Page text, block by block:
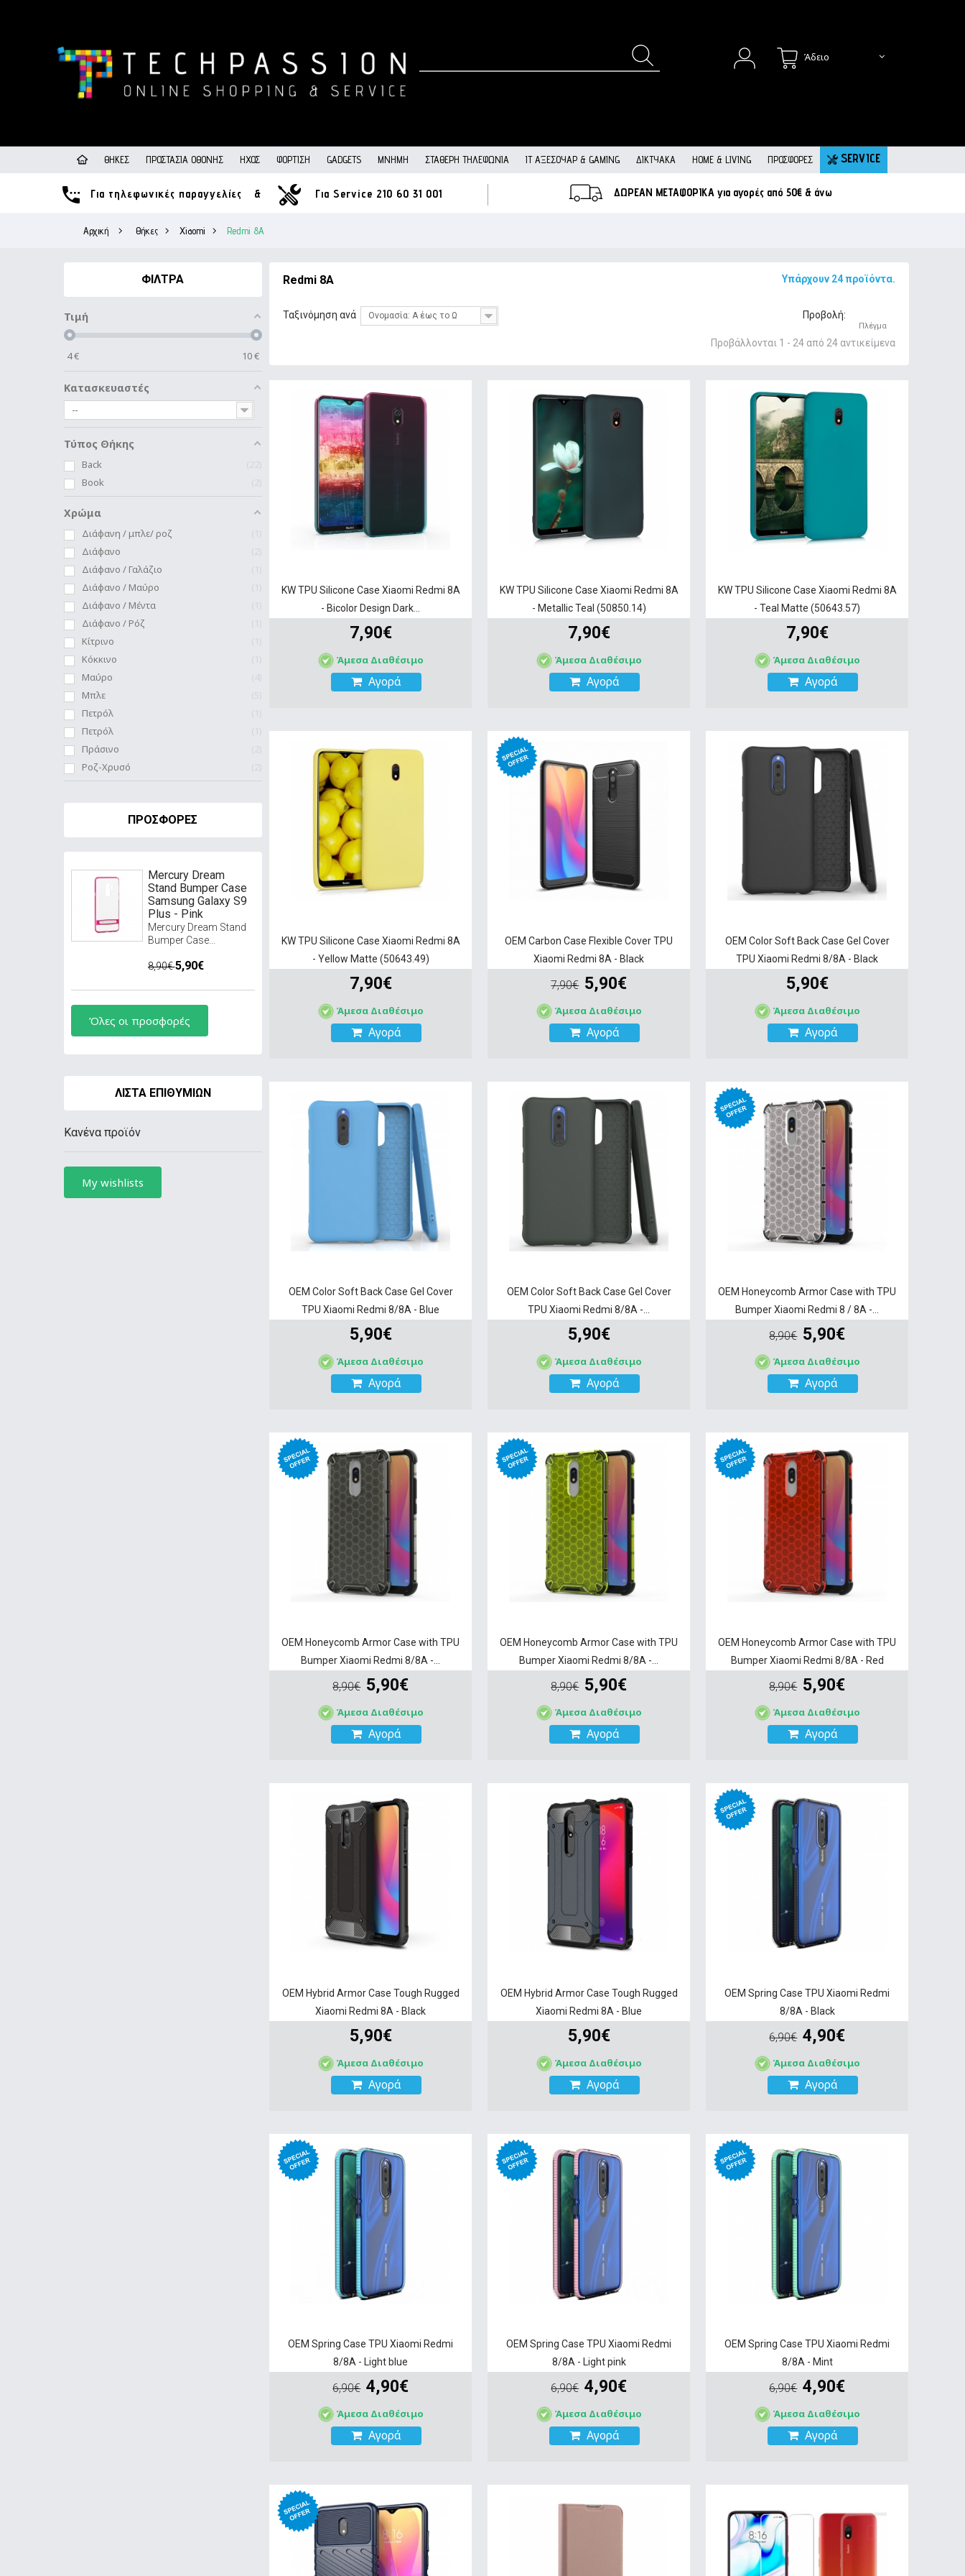
Άδειο
ΘΉΚΕΣ ΠΡΟΣΤΑΣΊΑ ΟΘΌΝΗΣ ΉΧΟΣ ΦΌΡΤΙΣΗ GADGETS ΜΝΉΜΗ ΣΤΑΘΕΡΉ ΤΗΛΕΦΩΝΊΑ IT ΑΞΕΣΟΥΆΡ & GAMING ΔΙΚΤΥΑΚΆ HOME & LIVING ΠΡΟΣΦΟΡΕΣ SERVICE
Για τηλεφωνικές παραγγελίες & Για Service 210 60 31 001 ΔΩΡΕΑΝ ΜΕΤΑΦΟΡΙΚΑ για αγορές από 50€ & άνω
Αρχική > Θήκες > Xiaomi > Redmi 8A
ΦΊΛΤΡΑ
Τιμή
4€ 10€
Κατασκευαστές
--
Τύπος Θήκης
Back
Book
Χρώμα
Διάφανη / μπλε/ ροζ
1
Διάφανο
Διάφανο / Γαλάζιο
1
Διάφανο / Μαύρο
1
Διάφανο / Μέντα
1
Διάφανο / Ρόζ
1
Κίτρινο
1
Κόκκινο
1
Μαύρο
4
Μπλε
5
Πετρόλ
1
Πετρόλ
1
Πράσινο
Ροζ-Χρυσό
ΠΡΟΣΦΟΡΈΣ
Mercury Dream
Stand Bumper Case
Samsung Galaxy S9
Plus - Pink
Mercury Dream Stand
Bumper Case...
8,90€5,90€
Όλες οι προσφορές
ΛΊΣΤΑ ΕΠΙΘΥΜΙΏΝ
Κανένα προϊόν
My wishlists
Redmi 8A Υπάρχουν 24 προϊόντα.
Προβολή:
Πλέγμα
Ταξινόμηση ανά Ονομασία: Α έως το Ω
Προβάλλονται 1 - 24 από 24 αντικείμενα
KW TPU Silicone Case Xiaomi Redmi 8A
- Bicolor Design Dark...
7,90€
Άμεσα Διαθέσιμο
Αγορά
KW TPU Silicone Case Xiaomi Redmi 8A
- Metallic Teal (50850.14)
7,90€
Άμεσα Διαθέσιμο
Αγορά
KW TPU Silicone Case Xiaomi Redmi 8A
- Teal Matte (50643.57)
7,90€
Άμεσα Διαθέσιμο
Αγορά
KW TPU Silicone Case Xiaomi Redmi 8A
- Yellow Matte (50643.49)
7,90€
Άμεσα Διαθέσιμο
Αγορά
OEM Carbon Case Flexible Cover TPU
Xiaomi Redmi 8A - Black
7,90€ 5,90€
Άμεσα Διαθέσιμο
Αγορά
OEM Color Soft Back Case Gel Cover
TPU Xiaomi Redmi 8/8A - Black
5,90€
Άμεσα Διαθέσιμο
Αγορά
OEM Color Soft Back Case Gel Cover
TPU Xiaomi Redmi 8/8A - Blue
5,90€
Άμεσα Διαθέσιμο
Αγορά
OEM Color Soft Back Case Gel Cover
TPU Xiaomi Redmi 8/8A -...
5,90€
Άμεσα Διαθέσιμο
Αγορά
OEM Honeycomb Armor Case with TPU
Bumper Xiaomi Redmi 8 / 8A -...
8,90€ 5,90€
Άμεσα Διαθέσιμο
Αγορά
OEM Honeycomb Armor Case with TPU
Bumper Xiaomi Redmi 8/8A -...
8,90€ 5,90€
Άμεσα Διαθέσιμο
Αγορά
OEM Honeycomb Armor Case with TPU
Bumper Xiaomi Redmi 8/8A -...
8,90€ 5,90€
Άμεσα Διαθέσιμο
Αγορά
OEM Honeycomb Armor Case with TPU
Bumper Xiaomi Redmi 8/8A - Red
8,90€ 5,90€
Άμεσα Διαθέσιμο
Αγορά
OEM Hybrid Armor Case Tough Rugged
Xiaomi Redmi 8A - Black
5,90€
Άμεσα Διαθέσιμο
Αγορά
OEM Hybrid Armor Case Tough Rugged
Xiaomi Redmi 8A - Blue
5,90€
Άμεσα Διαθέσιμο
Αγορά
OEM Spring Case TPU Xiaomi Redmi
8/8A - Black
6,90€ 4,90€
Άμεσα Διαθέσιμο
Αγορά
OEM Spring Case TPU Xiaomi Redmi
8/8A - Light blue
6,90€ 4,90€
Άμεσα Διαθέσιμο
Αγορά
OEM Spring Case TPU Xiaomi Redmi
8/8A - Light pink
6,90€ 4,90€
Άμεσα Διαθέσιμο
Αγορά
OEM Spring Case TPU Xiaomi Redmi
8/8A - Mint
6,90€ 4,90€
Άμεσα Διαθέσιμο
Αγορά